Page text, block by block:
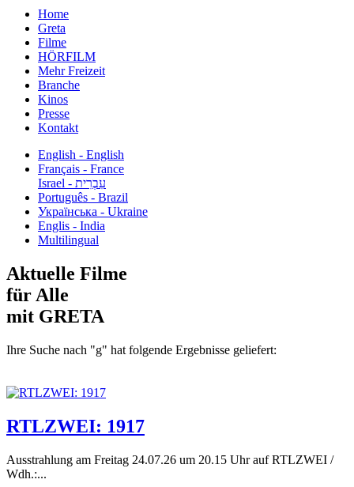
Home
Greta
Filme
HÖRFILM
Mehr Freizeit
Branche
Kinos
Presse
Kontakt
English - English
Français - France
עִבְרִית - Israel
Português - Brazil
Українська - Ukraine
Englis - India
Multilingual
Aktuelle Filme
für Alle
mit GRETA
Ihre Suche nach "g" hat folgende Ergebnisse geliefert:
RTLZWEI: 1917
Ausstrahlung am Freitag 24.07.26 um 20.15 Uhr auf RTLZWEI /
Wdh.:...